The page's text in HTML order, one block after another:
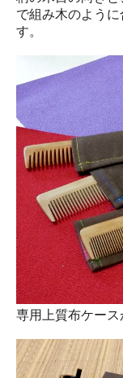
で組み木のよう
す。
専用上質布ケース